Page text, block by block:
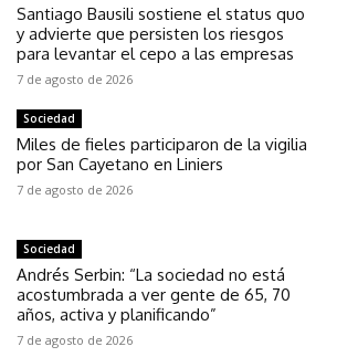
Santiago Bausili sostiene el status quo
y advierte que persisten los riesgos
para levantar el cepo a las empresas
7 de agosto de 2026
Sociedad
Miles de fieles participaron de la vigilia
por San Cayetano en Liniers
7 de agosto de 2026
Sociedad
Andrés Serbin: “La sociedad no está
acostumbrada a ver gente de 65, 70
años, activa y planificando”
7 de agosto de 2026